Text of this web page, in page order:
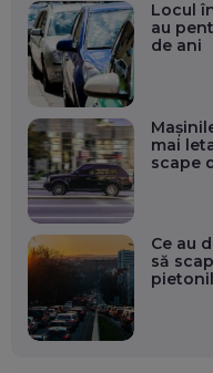
Locul
au
de ani
mai
scape
Ce au
să